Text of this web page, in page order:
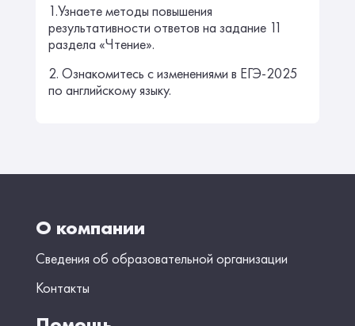
1.Узнаете методы повышения
результативности ответов на задание 11
раздела «Чтение».
2. Ознакомитесь с изменениями в ЕГЭ-2025
по английскому языку.
О компании
Сведения об образовательной организации
Контакты